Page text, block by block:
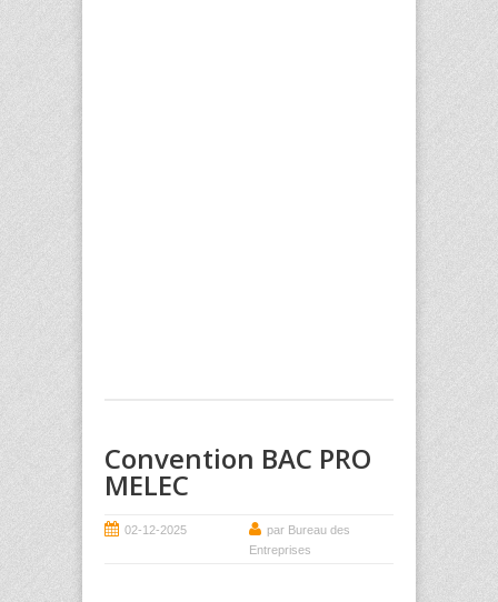
Convention BAC PRO
MELEC
02-12-2025
par Bureau des
Entreprises